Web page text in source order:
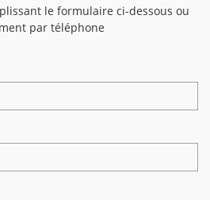
le formulaire ci-dessous ou
par téléphone